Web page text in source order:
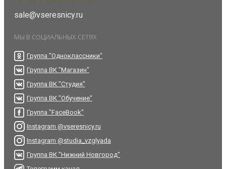
sale@vseresnicy.ru
МЫ В СОЦИАЛЬНЫХ СЕТЯХ
Группа "Одноклассники"
Группа ВК "Магазин"
Группа ВК "Студия"
Группа ВК "Обучение"
Группа "FaceBook"
Instagram @vseresnicy.ru
Instagram @studia_vzglyada
Группа ВК "Нижний Новгород"